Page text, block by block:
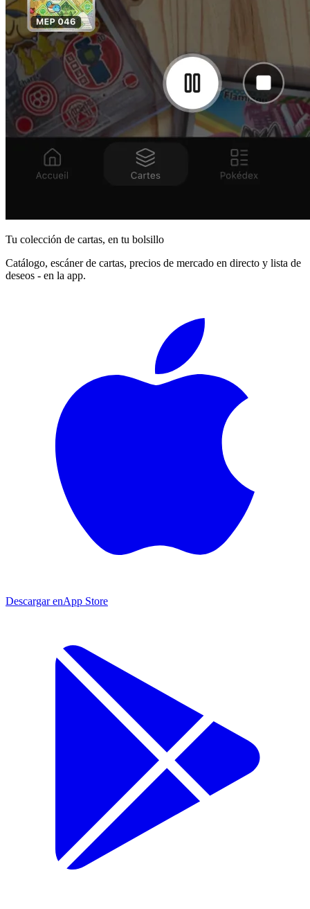
Tu colección de cartas, en tu bolsillo
Catálogo, escáner de cartas, precios de mercado en directo y lista de
deseos - en la app.
Descargar enApp Store